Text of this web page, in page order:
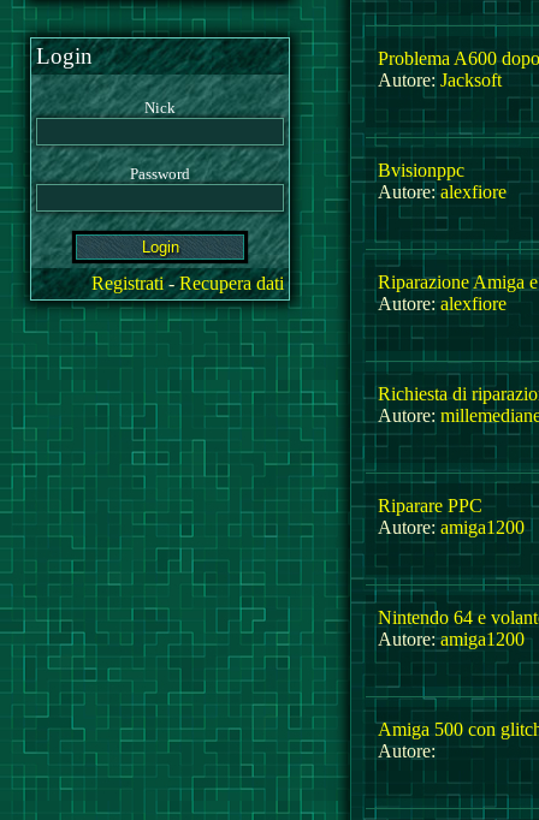
Login
Nick
Password
Registrati-Recupera dati
Problema A600
Autore: Jacksoft
Bvisionppc
Autore:alexfiore
Riparazione Amiga
Autore: alexfiore
Richiesta di
Autore:
Riparare PPC
Autore: amiga1200
Nintendo 64 e
Autore:amiga1200
Amiga 500 con
Autore: